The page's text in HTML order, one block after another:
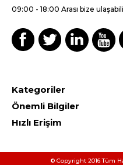
09:00 - 18:00 Arası bize
Kategoriler
Önemli Bilgiler
Hızlı Erişim
© Copyright 2016 Tüm